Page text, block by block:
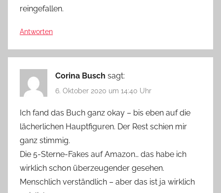
reingefallen.
Antworten
Corina Busch sagt:
6. Oktober 2020 um 14:40 Uhr
Ich fand das Buch ganz okay – bis eben auf die
lächerlichen Hauptfiguren. Der Rest schien mir
ganz stimmig.
Die 5-Sterne-Fakes auf Amazon… das habe ich
wirklich schon überzeugender gesehen.
Menschlich verständlich – aber das ist ja wirklich